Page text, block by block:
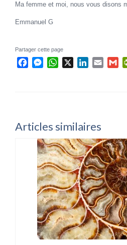
Ma femme et moi, nous vous disons
Emmanuel G
Partager cette page
FacebookMessenger
WhatsAppLinkedIn
Email
Articles similaires